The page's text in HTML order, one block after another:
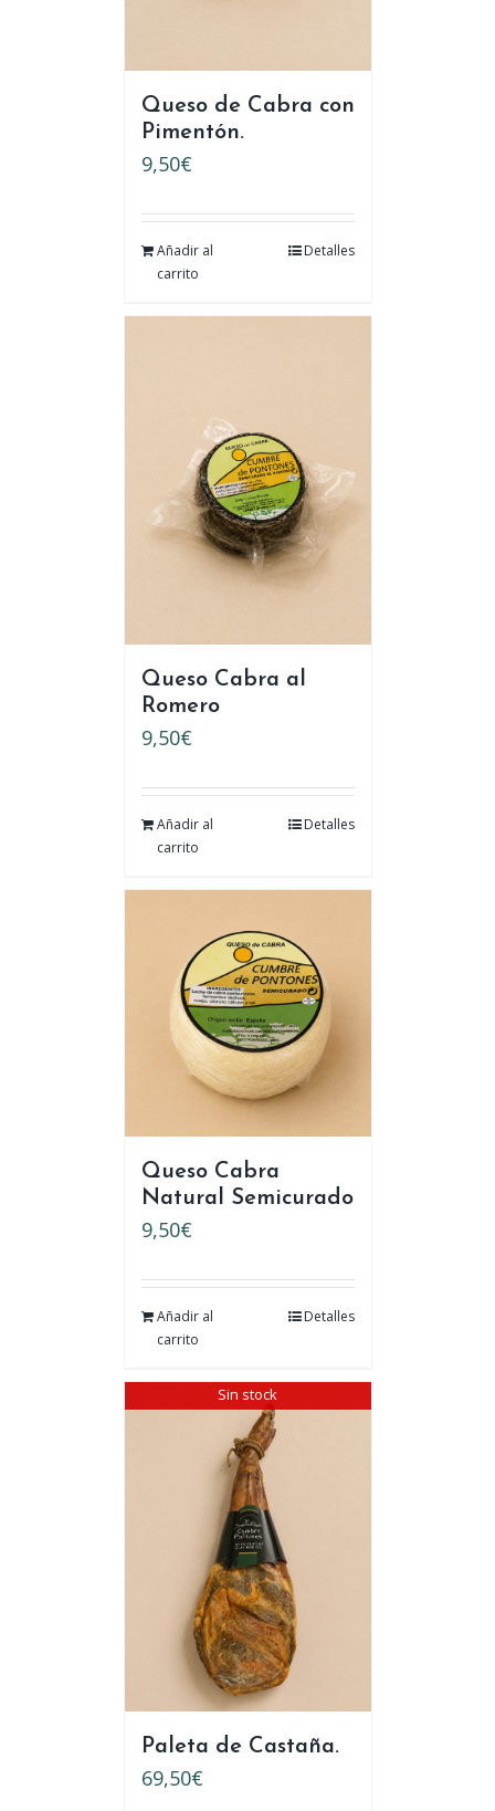
Queso de Cabra con
Pimentón.
9,50€
Añadir al
carrito
Detalles
Queso Cabra al
Romero
9,50€
Añadir al
carrito
Detalles
Queso Cabra
Natural Semicurado
9,50€
Añadir al
carrito
Detalles
Sin stock
Paleta de Castaña.
69,50€